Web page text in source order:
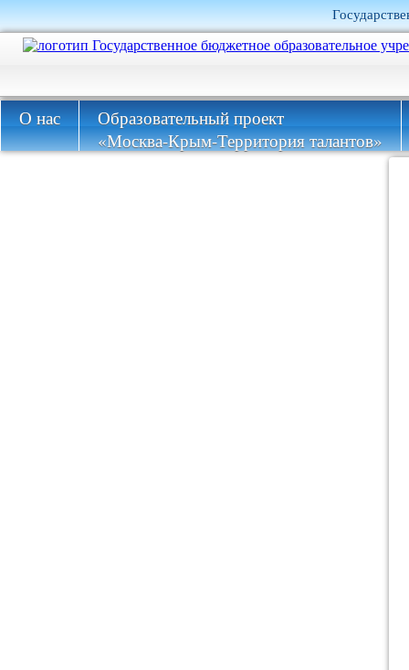
О нас
Образовательный проект
«Москва-Крым-Территория талантов»